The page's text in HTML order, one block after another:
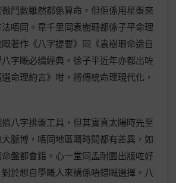
鬥數雖然都係算命，但佢係用星盤來
唔同。韋千里同袁樹珊都係子平命理
著作《八字提要》同《袁樹珊命造自
字嘅必讀經典。徐子平近年亦都出咗
命理約言》咁，將傳統命理現代化，
八字排盤工具，但其實真太陽時先至
脈博，唔同地區嘅時間都有差異，如
盤都會錯。心一堂同孟耐園出版咗好
於想自學嘅人來講係唔錯嘅選擇。八